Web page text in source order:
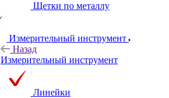
Щетки по металлу
Измерительный инструмент
Назад
Измерительный инструмент
Линейки